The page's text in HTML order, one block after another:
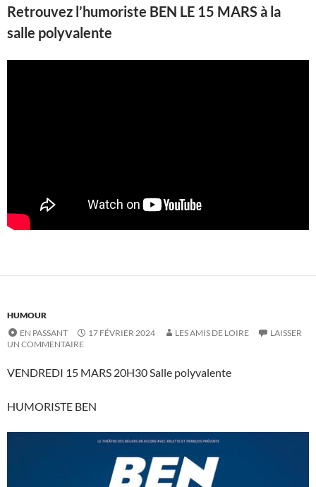
Retrouvez l’humoriste BEN LE 15 MARS à la
salle polyvalente
HUMOUR
EN PASSANT
17 FÉVRIER 2024 LES AMIS DE LOIRE
LAISSER
UN COMMENTAIRE
VENDREDI 15 MARS 20H30 Salle polyvalente
HUMORISTE BEN